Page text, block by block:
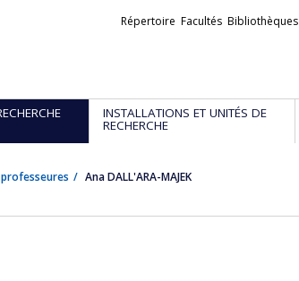
Liens
Répertoire Facultés Bibliothèques
INSTALLATIONS ET UNITÉS DE
RECHERCHE
Ana DALL'ARA-MAJEK